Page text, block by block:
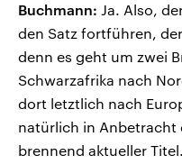
Buchmann: Ja. Also,
den Satz fortführen,
denn es geht um zwei
Schwarzafrika nach
dort letztlich nach
natürlich in Anbetracht
brennend aktueller